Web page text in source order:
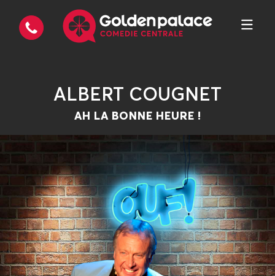
ALBERT COUGNET
AH LA BONNE HEURE !